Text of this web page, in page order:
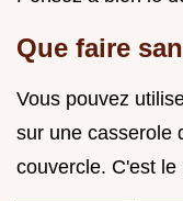
Que faire
Vous pouvez
sur une casserole
couvercle. C'est le